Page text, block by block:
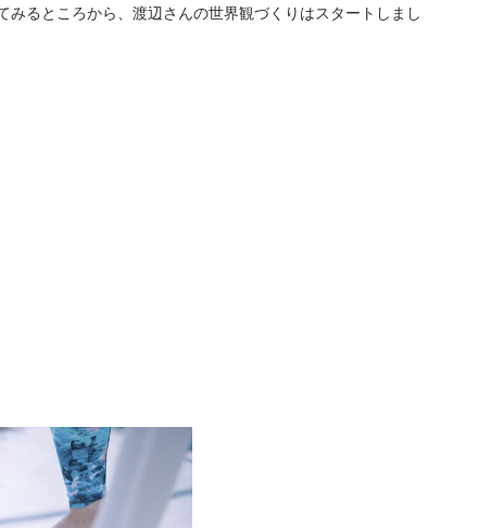
みるところから、渡辺さんの世界観づくりはスタートしまし